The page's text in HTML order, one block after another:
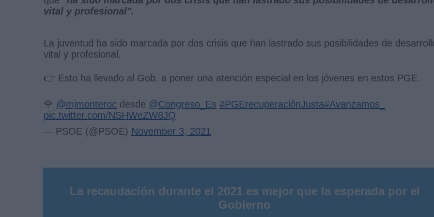
vital y profesional".
La juventud ha sido marcada por dos crisis que han lastrado sus posibilidades de
vital y profesional.
👉 Esto ha llevado al Gob. a poner una atención especial en los jóvenes en estos PGE.
🌹 @mjmonteroc desde @Congreso_Es #PGErecuperaciónJusta#Avanzamos_
pic.twitter.com/NSHWeZW8JQ
— PSOE (@PSOE) November 3, 2021
La recaudación durante el 2021 es mejor que la esperada por el
Gobierno